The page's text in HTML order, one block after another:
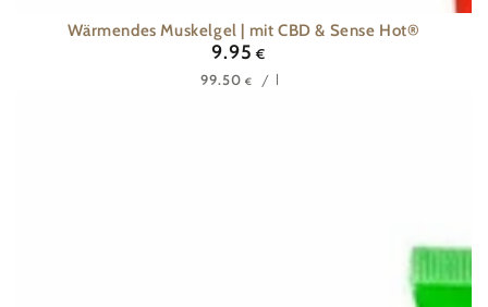
Wärmendes Muskelgel | mit CBD & Sense Hot®
Regulärer
Preis
9.95 €
Stückpreis
99.50 € / pro
l